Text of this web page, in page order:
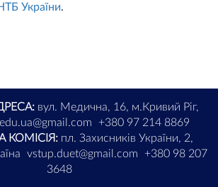
України.
вул. Медична, 16, м.Кривий Ріг,
+380 97 214 8869
КОМІСІЯ: пл. Захисників України, 2,
vstup.duet@gmail.com
+380 98 207
3648